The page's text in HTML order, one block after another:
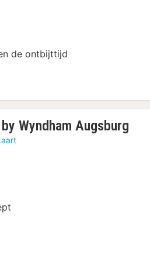
de ontbijttijd
Wyndham Augsburg